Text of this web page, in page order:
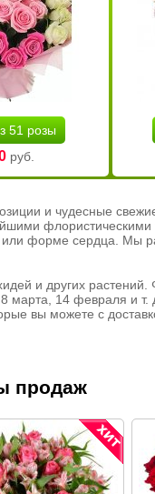
51 розы
руб.
и чудесные
или форме сердца. Мы
и других растений.
марта, 14 февраля и
вы можете с
продаж